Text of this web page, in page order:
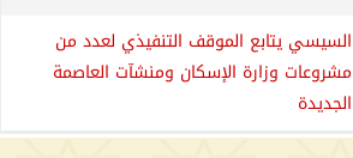
السيسي يتابع الموقف التنفيذي لعدد من
مشروعات وزارة الإسكان ومنشآت العاصمة
الجديدة